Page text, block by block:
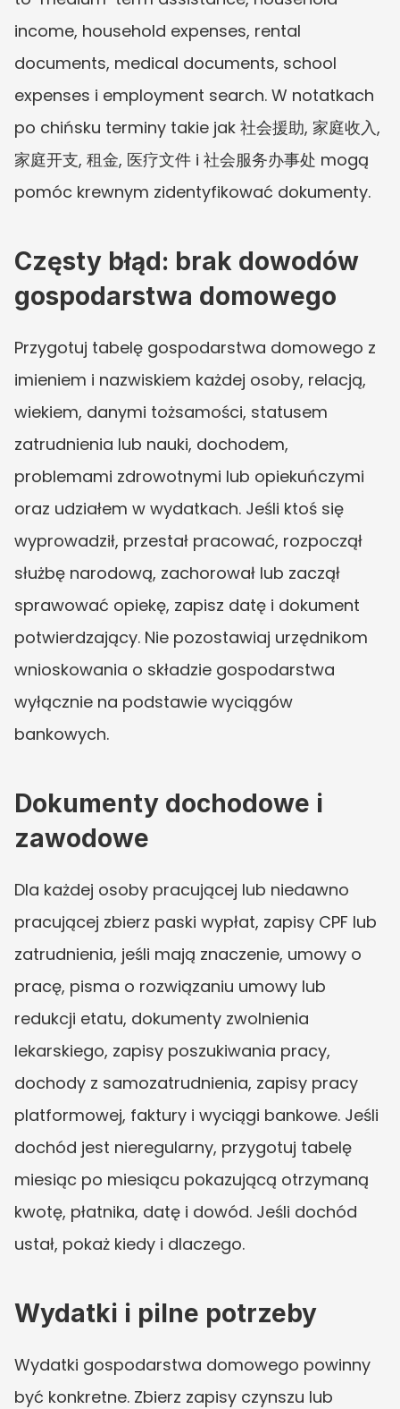
income, household expenses, rental
documents, medical documents, school
expenses i employment search. W notatkach
po chińsku terminy takie jak 社会援助, 家庭收入,
家庭开支, 租金, 医疗文件 i 社会服务办事处 mogą
pomóc krewnym zidentyfikować dokumenty.
Częsty błąd: brak dowodów
gospodarstwa domowego
Przygotuj tabelę gospodarstwa domowego z
imieniem i nazwiskiem każdej osoby, relacją,
wiekiem, danymi tożsamości, statusem
zatrudnienia lub nauki, dochodem,
problemami zdrowotnymi lub opiekuńczymi
oraz udziałem w wydatkach. Jeśli ktoś się
wyprowadził, przestał pracować, rozpoczął
służbę narodową, zachorował lub zaczął
sprawować opiekę, zapisz datę i dokument
potwierdzający. Nie pozostawiaj urzędnikom
wnioskowania o składzie gospodarstwa
wyłącznie na podstawie wyciągów
bankowych.
Dokumenty dochodowe i
zawodowe
Dla każdej osoby pracującej lub niedawno
pracującej zbierz paski wypłat, zapisy CPF lub
zatrudnienia, jeśli mają znaczenie, umowy o
pracę, pisma o rozwiązaniu umowy lub
redukcji etatu, dokumenty zwolnienia
lekarskiego, zapisy poszukiwania pracy,
dochody z samozatrudnienia, zapisy pracy
platformowej, faktury i wyciągi bankowe. Jeśli
dochód jest nieregularny, przygotuj tabelę
miesiąc po miesiącu pokazującą otrzymaną
kwotę, płatnika, datę i dowód. Jeśli dochód
ustał, pokaż kiedy i dlaczego.
Wydatki i pilne potrzeby
Wydatki gospodarstwa domowego powinny
być konkretne. Zbierz zapisy czynszu lub